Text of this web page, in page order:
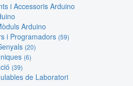
i Accessoris Arduino
Arduino
i Programadors (59)
(20)
(6)
(39)
de Laboratori